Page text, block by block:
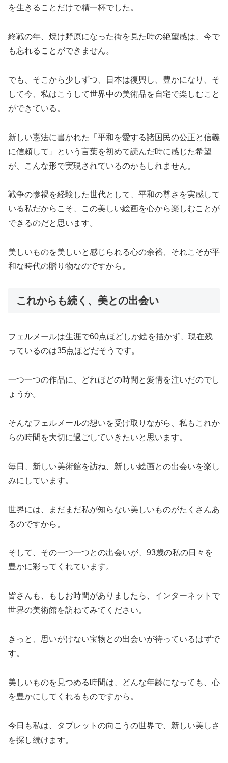
を生きることだけで精一杯でした。
終戦の年、焼け野原になった街を見た時の絶望感は、今で
も忘れることができません。
でも、そこから少しずつ、日本は復興し、豊かになり、そ
して今、私はこうして世界中の美術品を自宅で楽しむこと
ができている。
新しい憲法に書かれた「平和を愛する諸国民の公正と信義
に信頼して」という言葉を初めて読んだ時に感じた希望
が、こんな形で実現されているのかもしれません。
戦争の惨禍を経験した世代として、平和の尊さを実感して
いる私だからこそ、この美しい絵画を心から楽しむことが
できるのだと思います。
美しいものを美しいと感じられる心の余裕、それこそが平
和な時代の贈り物なのですから。
これからも続く、美との出会い
フェルメールは生涯で60点ほどしか絵を描かず、現在残
っているのは35点ほどだそうです。
一つ一つの作品に、どれほどの時間と愛情を注いだのでし
ょうか。
そんなフェルメールの想いを受け取りながら、私もこれか
らの時間を大切に過ごしていきたいと思います。
毎日、新しい美術館を訪ね、新しい絵画との出会いを楽し
みにしています。
世界には、まだまだ私が知らない美しいものがたくさんあ
るのですから。
そして、その一つ一つとの出会いが、93歳の私の日々を
豊かに彩ってくれています。
皆さんも、もしお時間がありましたら、インターネットで
世界の美術館を訪ねてみてください。
きっと、思いがけない宝物との出会いが待っているはずで
す。
美しいものを見つめる時間は、どんな年齢になっても、心
を豊かにしてくれるものですから。
今日も私は、タブレットの向こうの世界で、新しい美しさ
を探し続けます。